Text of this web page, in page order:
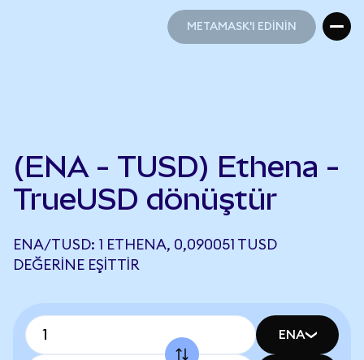
METAMASK'I EDİNİN
(ENA - TUSD) Ethena -
TrueUSD dönüştür
ENA/TUSD: 1 ETHENA, 0,090051 TUSD
DEĞERINE EŞITTIR
ENA